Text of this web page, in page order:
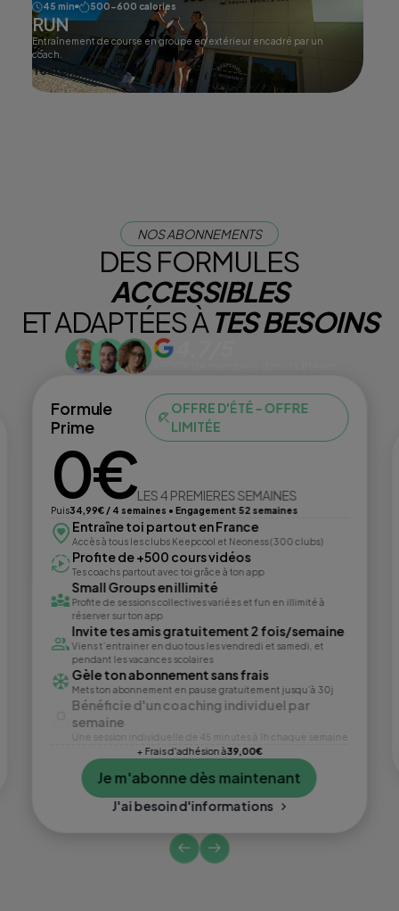
45 min
500-600 calories
RUN
Entraînement de course en groupe en extérieur encadré par un
coach.
Tester ce cours
NOS ABONNEMENTS
DES FORMULES
ACCESSIBLES
ET ADAPTÉES ÀTES BESOINS
Formule
Prime
OFFRE D'ÉTÉ - OFFRE
LIMITÉE
0€LES 4 PREMIERES SEMAINES
Puis34,99€ / 4 semaines • Engagement 52 semaines
Entraîne toi partout en France
Accès à tous les clubs Keepcool et Neoness (300 clubs)
Profite de +500 cours vidéos
Tes coachs partout avec toi grâce à ton app
Small Groups en illimité
Profite de sessions collectives variées et fun en illimité à
réserver sur ton app
Invite tes amis gratuitement 2 fois/semaine
Viens t’entrainer en duo tous les vendredi et samedi, et
pendant les vacances scolaires
Gèle ton abonnement sans frais
Mets ton abonnement en pause gratuitement jusqu’à 30j
Bénéficie d'un coaching individuel par
semaine
Une session individuelle de 45 minutes à 1h chaque semaine
+ Frais d'adhésion à39,00€
Je m'abonne dès maintenant
J'ai besoin d'informations